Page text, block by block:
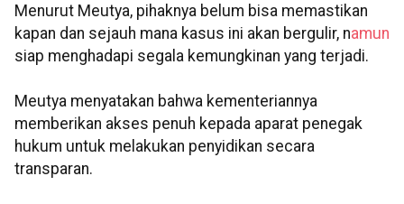
Menurut Meutya, pihaknya belum bisa memastikan
kapan dan sejauh mana kasus ini akan bergulir, namun
siap menghadapi segala kemungkinan yang terjadi.
Meutya menyatakan bahwa kementeriannya
memberikan akses penuh kepada aparat penegak
hukum untuk melakukan penyidikan secara
transparan.